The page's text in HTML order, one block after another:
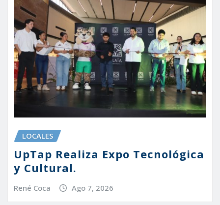
LOCALES
UpTap Realiza Expo Tecnológica
y Cultural.
René Coca Ago 7, 2026